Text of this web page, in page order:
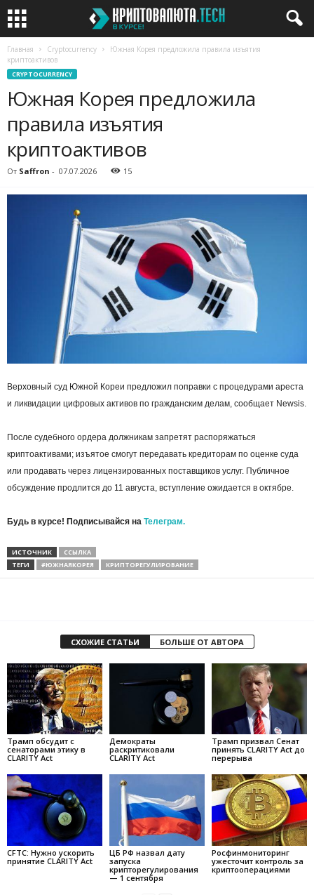
Главная Cryptocurrency
Южная Корея предложила правила изъятия
криптоактивов
CRYPTOCURRENCY
Южная Корея предложила
правила изъятия
криптоактивов
От Saffron - 07.07.2026 15
Верховный суд Южной Кореи предложил поправки с процедурами ареста
и ликвидации цифровых активов по гражданским делам, сообщает Newsis.
После судебного ордера должникам запретят распоряжаться
криптоактивами; изъятое смогут передавать кредиторам по оценке суда
или продавать через лицензированных поставщиков услуг. Публичное
обсуждение продлится до 11 августа, вступление ожидается в октябре.
Будь в курсе! Подписывайся на Телеграм.
ИСТОЧНИК
ССЫЛКА
ТЕГИ
#ЮЖНАЯКОРЕЯ КРИПТОРЕГУЛИРОВАНИЕ
СХОЖИЕ СТАТЬИ БОЛЬШЕ ОТ АВТОРА
Трамп обсудит с
сенаторами этику в
CLARITY Act
Демократы
раскритиковали
CLARITY Act
Трамп призвал Сенат
принять CLARITY Act до
перерыва
CFTC: Нужно ускорить
принятие CLARITY Act
ЦБ РФ назвал дату
запуска
крипторегулирования
— 1 сентября
Росфинмониторинг
ужесточит контроль за
криптооперациями